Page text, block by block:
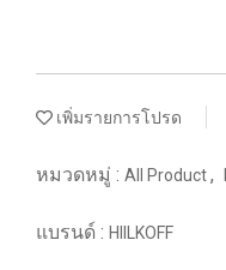
เพิ่มรายการโปรด
หมวดหมู่ : All Product,
แบรนด์ : HIILKOFF